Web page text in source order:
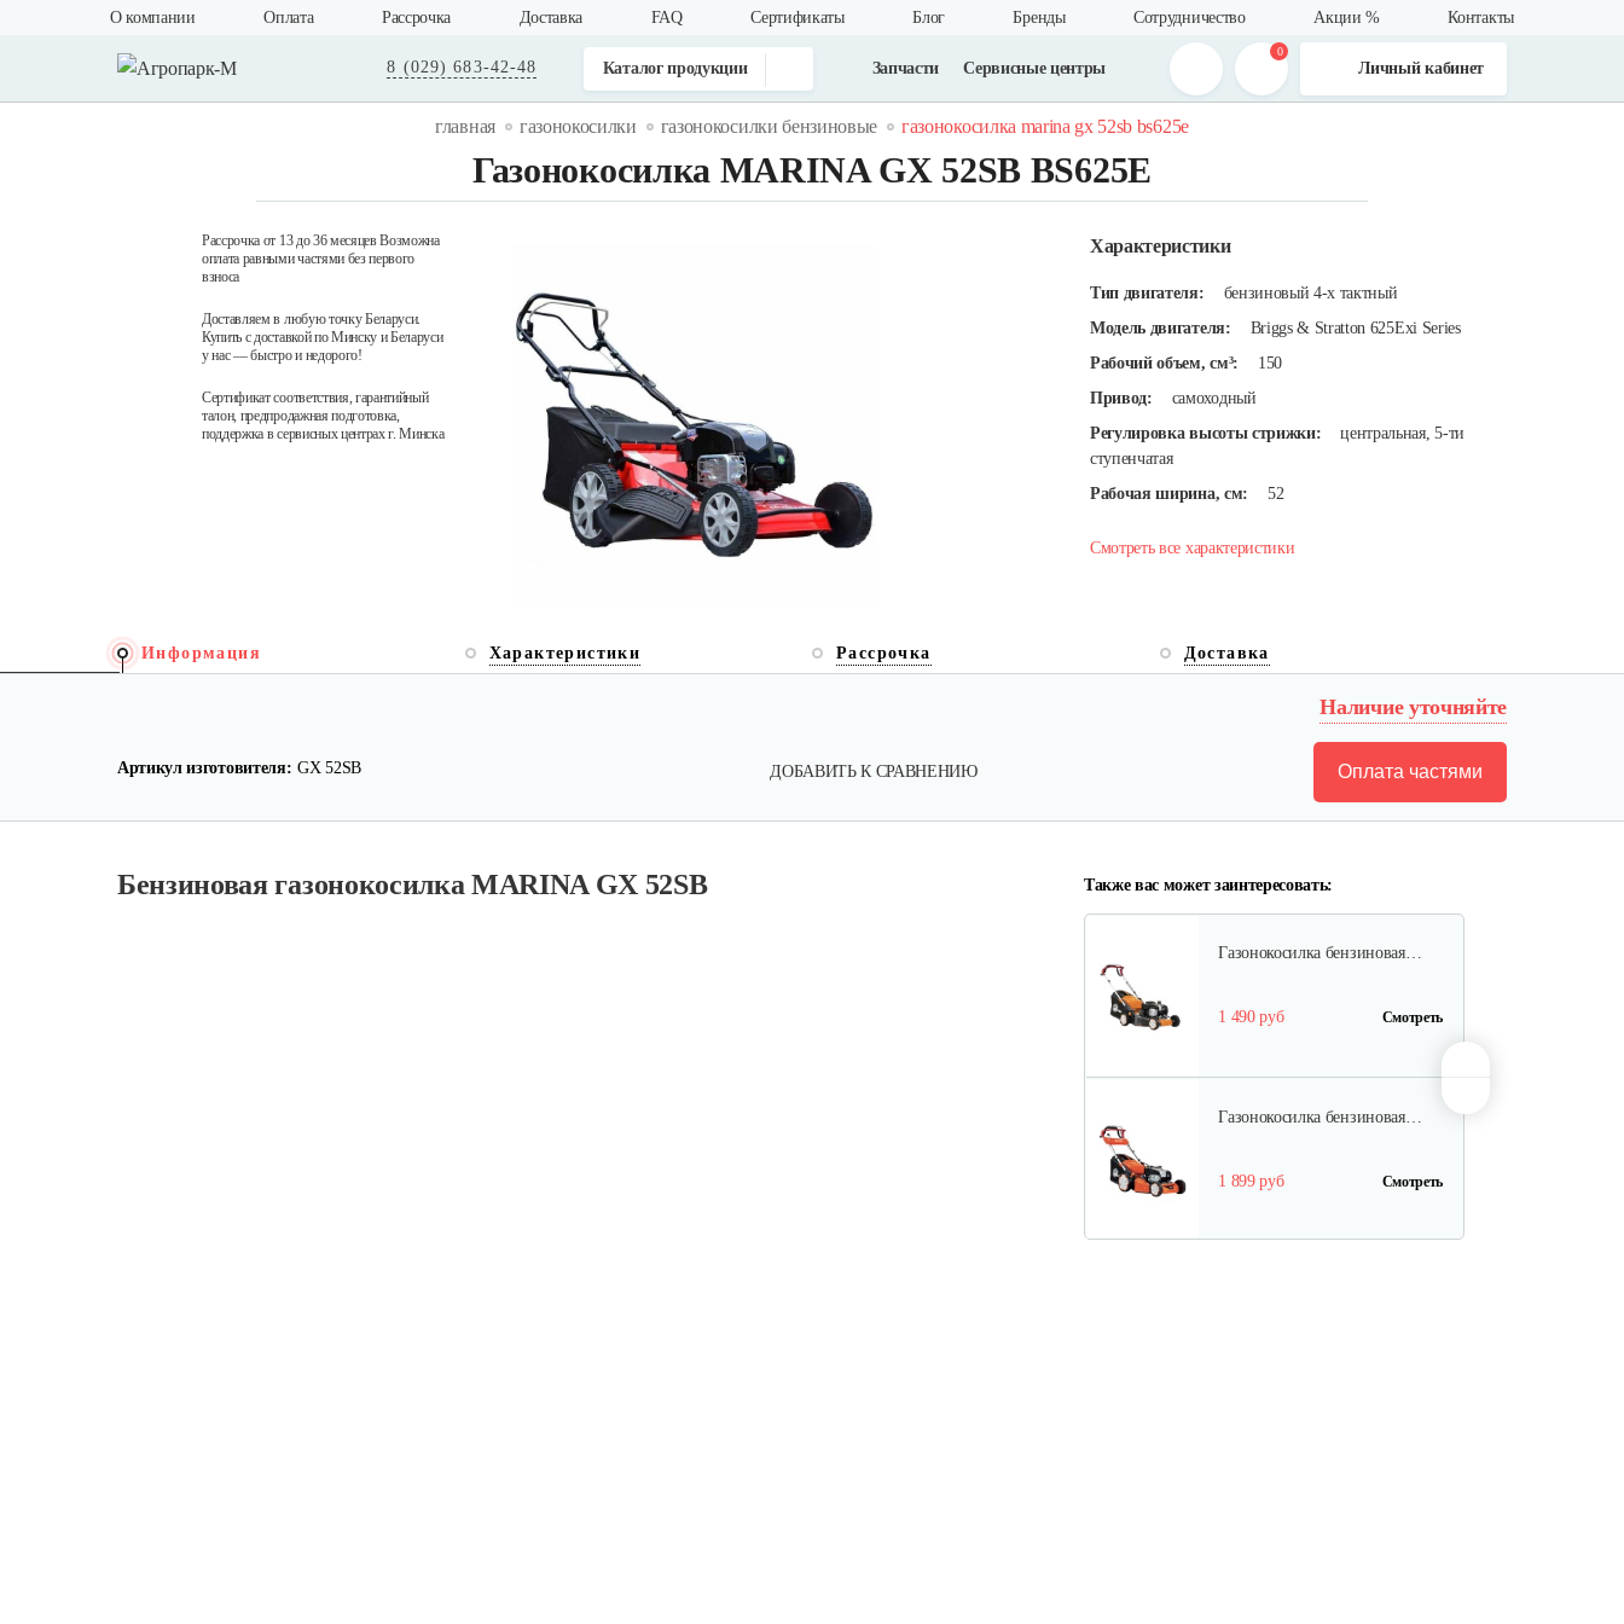
О компании Оплата Рассрочка Доставка FAQ Cертификаты Блог Бренды Сотрудничество Акции % Контакты
8 (029) 683-42-48 Каталог продукции Запчасти Сервисные центры
0
Личный кабинет
главная газонокосилки газонокосилки бензиновые газонокосилка marina gx 52sb bs625e
Газонокосилка MARINA GX 52SB BS625E
Рассрочка от 13 до 36 месяцев Возможна
оплата равными частями без первого
взноса
Доставляем в любую точку Беларуси.
Купить с доставкой по Минску и Беларуси
у нас — быстро и недорого!
Сертификат соответствия, гарантийный
талон, предпродажная подготовка,
поддержка в сервисных центрах г. Минска
Характеристики
Тип двигателя:
бензиновый 4-х тактный
Модель двигателя:
Briggs & Stratton 625Exi Series
Рабочий объем, см³:
150
Привод:
самоходный
Регулировка высоты стрижки:
центральная, 5-ти
ступенчатая
Рабочая ширина, см:
52
Смотреть все характеристики
Информация Характеристики Рассрочка Доставка
Наличие уточняйте
Артикул изготовителя: GX 52SB ДОБАВИТЬ К СРАВНЕНИЮ Оплата частями
Бензиновая газонокосилка MARINA GX 52SB Также вас может заинтересовать:
Газонокосилка бензиновая…
1 490 руб Смотреть
Газонокосилка бензиновая…
1 899 руб Смотреть